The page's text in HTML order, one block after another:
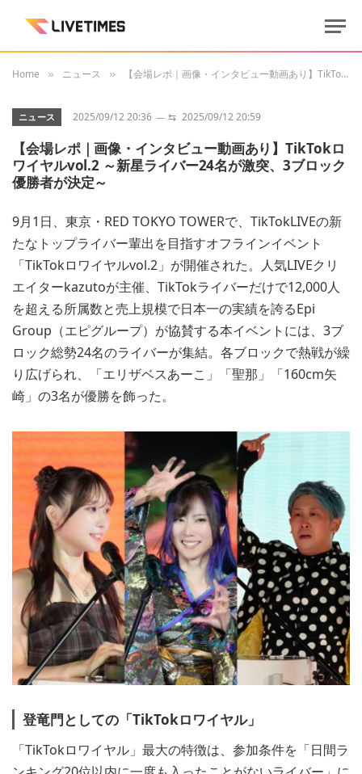
Home » ニュース » 【会場レポ｜画像・インタビュー動画あり】TikTokロワイヤルvol.2 ～新星ライバー24名が激突、3ブロック優勝者が決定～
ニュース 2025/09/12 20:36 ⇆ 2025/09/12 20:59
【会場レポ｜画像・インタビュー動画あり】TikTokロ
ワイヤルvol.2 ～新星ライバー24名が激突、3ブロック
優勝者が決定～
9月1日、東京・RED TOKYO TOWERで、TikTokLIVEの新
たなトップライバー輩出を目指すオフラインイベント
「TikTokロワイヤルvol.2」が開催された。人気LIVEクリ
エイターkazutoが主催、TikTokライバーだけで12,000人
を超える所属数と売上規模で日本一の実績を誇るEpi
Group（エピグループ）が協賛する本イベントには、3ブ
ロック総勢24名のライバーが集結。各ブロックで熱戦が繰
り広げられ、「エリザベスあーこ」「聖那」「160cm矢
崎」の3名が優勝を飾った。
登竜門としての「TikTokロワイヤル」
「TikTokロワイヤル」最大の特徴は、参加条件を「日間ラ